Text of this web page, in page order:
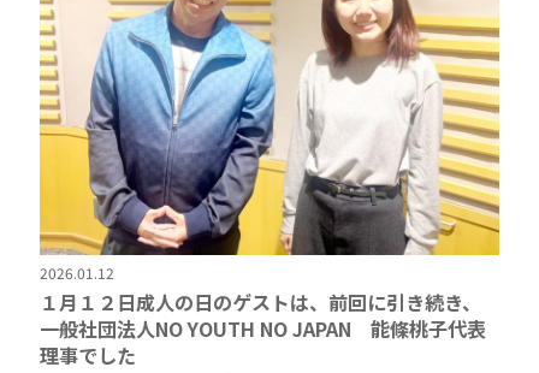
2026.01.12
１月１２日成人の日のゲストは、前回に引き続き、
一般社団法人NO YOUTH NO JAPAN 能條桃子代表
理事でした